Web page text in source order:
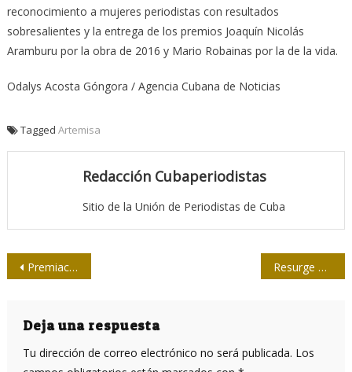
reconocimiento a mujeres periodistas con resultados
sobresalientes y la entrega de los premios Joaquín Nicolás
Aramburu por la obra de 2016 y Mario Robainas por la de la vida.
Odalys Acosta Góngora / Agencia Cubana de Noticias
Tagged Artemisa
Redacción Cubaperiodistas
Sitio de la Unión de Periodistas de Cuba
Navegación
entradas
Premiación del concurso “El rasguño en la piedra” Resurge una nueva Operación Cóndor
Deja una respuesta
Tu dirección de correo electrónico no será publicada. Los